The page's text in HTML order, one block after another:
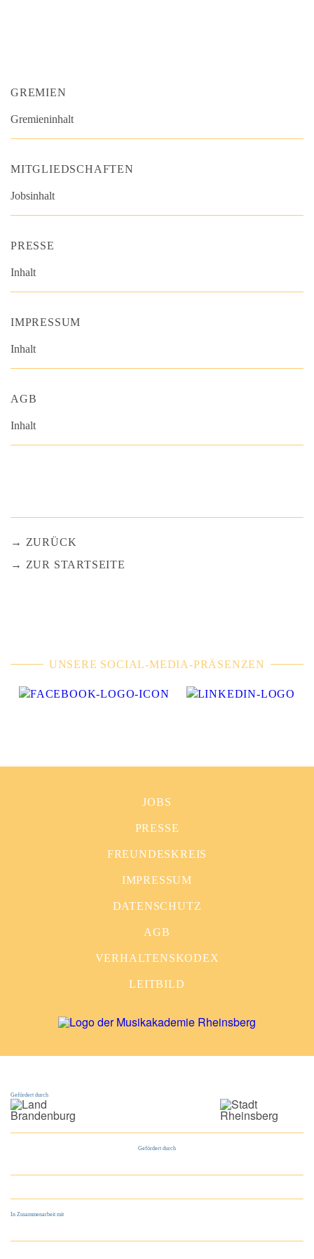
GREMIEN
Gremieninhalt
MITGLIEDSCHAFTEN
Jobsinhalt
PRESSE
Inhalt
IMPRESSUM
Inhalt
AGB
Inhalt
ZURÜCK
ZUR STARTSEITE
UNSERE SOCIAL-MEDIA-PRÄSENZEN
JOBS
PRESSE
FREUNDESKREIS
IMPRESSUM
DATENSCHUTZ
AGB
VERHALTENSKODEX
LEITBILD
Gefördert durch
Gefördert durch
In Zusammenarbeit mit